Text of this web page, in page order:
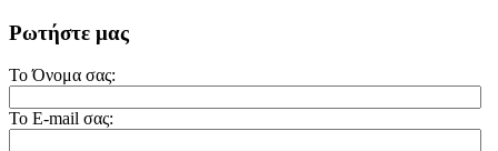
Ρωτήστε μας
Το Όνομα σας:
Το E-mail σας: